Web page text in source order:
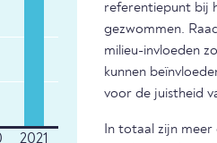
referentiepunt bij
gezwommen.
milieu-invloeden
kunnen
voor de juistheid
In totaal zijn